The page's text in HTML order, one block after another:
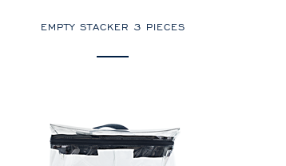
EMPTY STACKER 3 PIECES